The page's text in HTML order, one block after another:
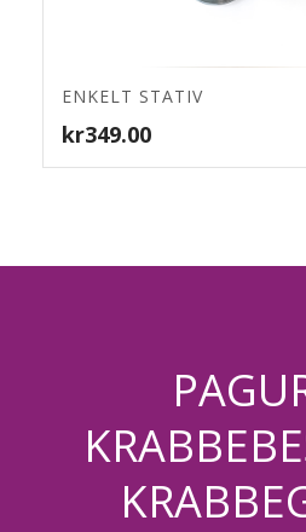
ENKELT STATIV
kr349.00